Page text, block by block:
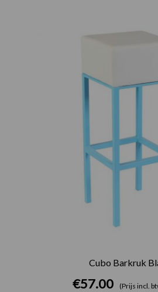
Cubo Barkruk
€57.00 (Prijs incl.